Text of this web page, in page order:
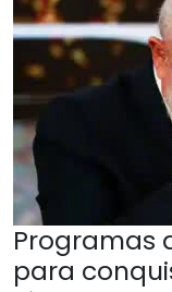
Programas
para